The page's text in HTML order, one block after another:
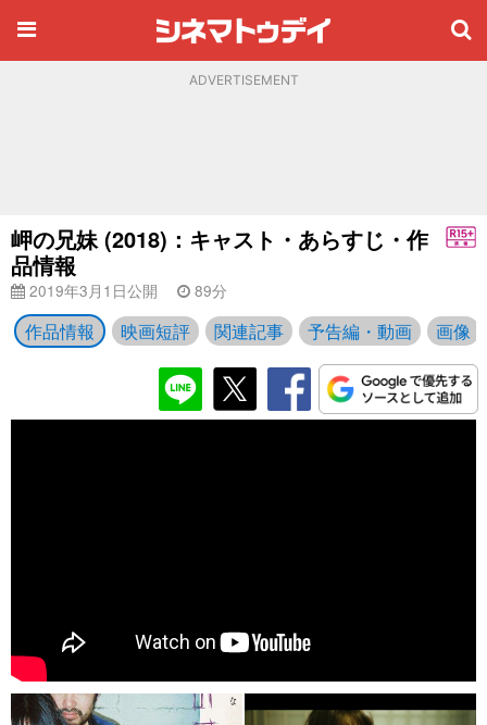
ADVERTISEMENT
岬の兄妹 (2018)：キャスト・あらすじ・作
品情報
2019年3月1日公開 89分
作品情報 映画短評 関連記事 予告編・動画 画像